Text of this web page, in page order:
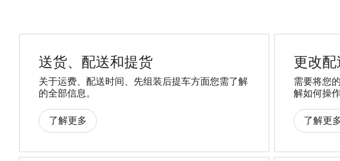
送货、配送和提货
关于运费、配送时间、先组装后提车方面您需了解
的全部信息。
了解更多
更改
需要将您
解如何操作
了解更